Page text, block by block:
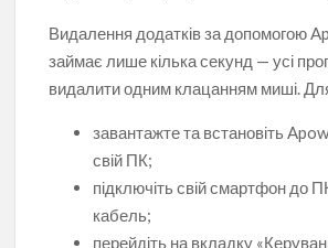
Видалення додатків за допомогою
займає лише кілька секунд — усі
видалити одним клацанням миші.
завантажте та встановіть
свій ПК;
підключіть свій смартфон до
кабель;
перейдіть на вкладку